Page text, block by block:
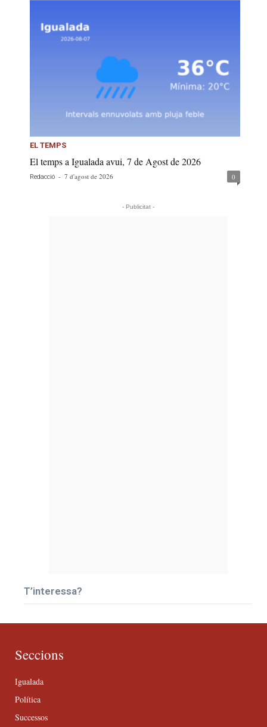
EL TEMPS
El temps a Igualada avui, 7 de Agost de 2026
Redacció - 7 d'agost de 2026 0
- Publicitat -
T’interessa?
Seccions
Igualada
Política
Successos